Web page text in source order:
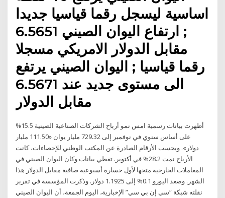
اساسية ليسجل رقما قياسيا جديدا
; ارتفاع اليوان الصيني 6.5651
مقابل الدولار الامريكي مسجلا
رقما قياسيا ; اليوان الصيني يرتفع
الى مستوى جديد عند 6.5671
مقابل الدولار
أظهرت بيانات رسمية امس نمو أرباح الشركات الصناعية الصينية 15.5%
على أساس سنوي في نوفمبر إلى 729.32 مليار يوان «111.50 مليار
دولار». وبحسب الأرقام الصادرة عن المكتب الوطني للإحصاءات، كانت
الأرباح نمت 28.2% في أكتوبر. تغطي بيانات وكان اليوان الصيني في
المعاملات الخارجية متجها لأول خسارة أسبوعية صافية مقابل الدولار هذا
الشهر. وصعد اليورو 0.1% إلى 1.1925 دولار. وذكرت المؤسسة في تقرير
نقلته شبكة “سي إن بي سي” الإخبارية، اليوم الجمعة، أن اليوان الصيني